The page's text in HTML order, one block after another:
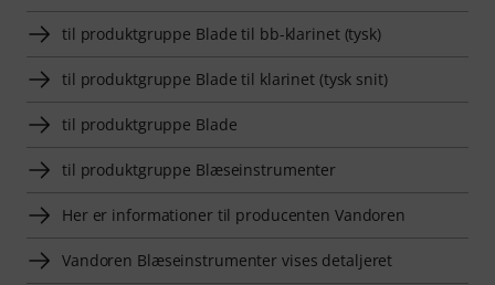
til produktgruppe Blade til bb-klarinet (tysk)
til produktgruppe Blade til klarinet (tysk snit)
til produktgruppe Blade
til produktgruppe Blæseinstrumenter
Her er informationer til producenten Vandoren
Vandoren Blæseinstrumenter vises detaljeret